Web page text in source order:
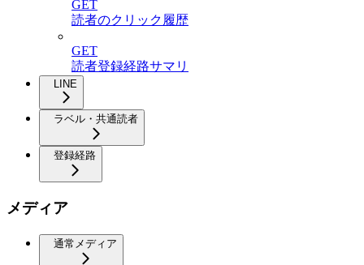
GET
読者のクリック履歴
GET
読者登録経路サマリ
LINE
ラベル・共通読者
登録経路
メディア
通常メディア